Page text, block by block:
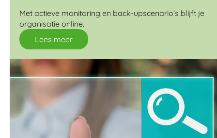
Met actieve monitoring en back-upscenario’s blijft je
organisatie online.
Lees meer